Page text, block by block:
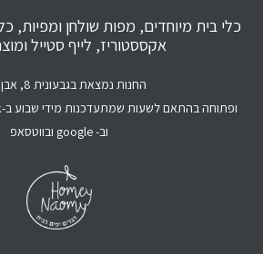
כלי בית מיוחדים, מפות שולחן ומפיות,
אקססטוריז, לייף סטייל
החנות נמצאת בגבעונית 8, אבן יהודה
וב- google ובווטסאפ